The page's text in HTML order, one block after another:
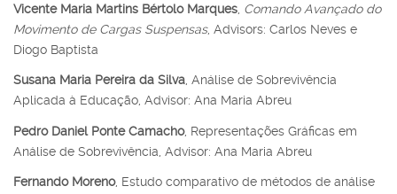
Vicente Maria Martins Bértolo Marques Comando Avançado do
Movimento de Cargas Suspensas, Advisors: Carlos Neves e
Diogo Baptista
Susana Maria Pereira da Silva, Análise de Sobrevivência
Aplicada à Educação, Advisor: Ana Maria Abreu
Pedro Daniel Ponte Camacho, Representações Gráficas em
Análise de Sobrevivência, Advisor: Ana Maria Abreu
Fernando Moreno, Estudo comparativo de métodos de análise